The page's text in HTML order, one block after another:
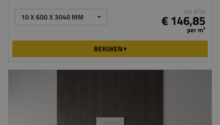
10 X 600 X 3040 MM incl. BTW
€ 146,85
per m²
BEKIJKEN